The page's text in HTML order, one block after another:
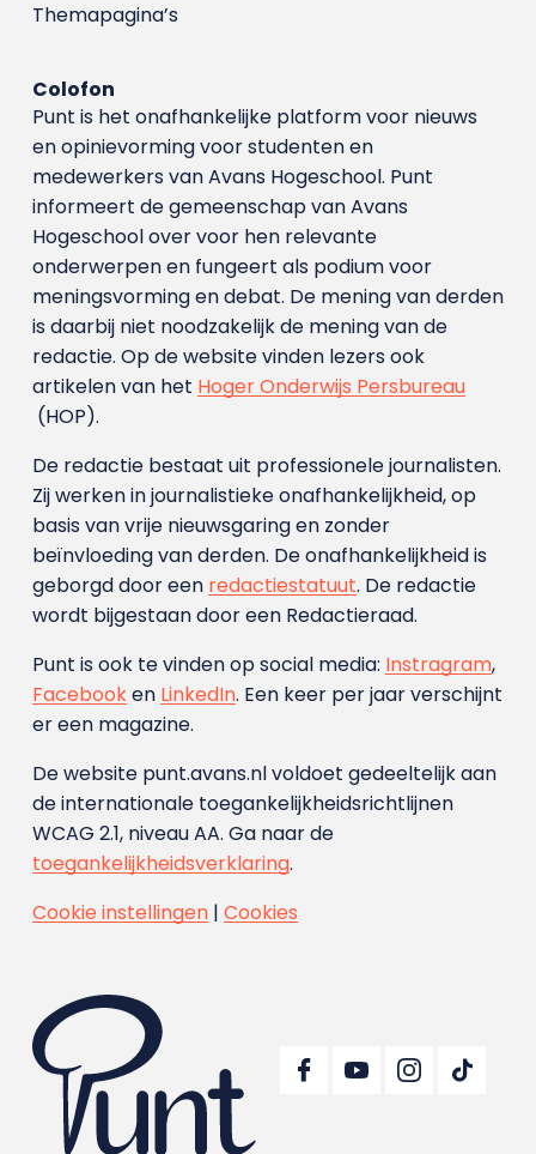
Themapagina’s
Colofon
Punt is het onafhankelijke platform voor nieuws
en opinievorming voor studenten en
medewerkers van Avans Hoge­school. Punt
informeert de gemeenschap van Avans
Hogeschool over voor hen relevante
onderwerpen en fungeert als podium voor
meningsvorming en debat. De mening van derden
is daarbij niet noodzakelijk de mening van de
redactie. Op de website vinden lezers ook
artikelen van het Hoger Onderwijs Persbureau
(HOP).
De redactie bestaat uit professionele journalisten.
Zij werken in journalistieke onafhankelijkheid, op
basis van vrije nieuwsgaring en zonder
beïnvloeding van derden. De onafhankelijkheid is
geborgd door een redactiestatuut. De redactie
wordt bijgestaan door een Redactieraad.
Punt is ook te vinden op social media: Instragram,
Facebooken LinkedIn. Een keer per jaar verschijnt
er een magazine.
De website punt.avans.nl voldoet gedeeltelijk aan
de internationale toegankelijkheidsrichtlijnen
WCAG 2.1, niveau AA. Ga naar de
toegankelijkheidsverklaring.
Cookie instellingen| Cookies